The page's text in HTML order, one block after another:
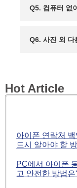
Q5. 컴퓨터 없
Q6. 사진 외 다
Hot Article
아이폰 연락처
드시 알아야 할
PC에서 아이폰
고 안전한 방법은